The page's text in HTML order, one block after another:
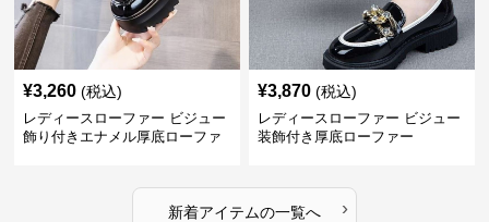
¥3,260 (税込)
レディースローファー ビジュー
飾り付きエナメル厚底ローファ
¥3,870 (税込)
レディースローファー ビジュー
装飾付き厚底ローファー
新着アイテムの一覧へ ›